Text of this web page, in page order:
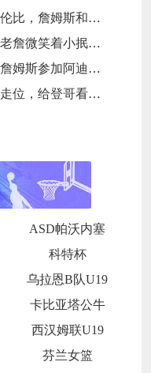
皮蓬此前：乔丹的竞争心态无与伦比，詹姆斯和他没有可比性
球迷冲着詹姆斯大喊克利夫兰，老詹微笑着小抿一口香槟
天选之子！2001年，年仅16岁的詹姆斯参加阿迪达斯的训练营
名场面！18岁的王思诺展示丝滑走位，给登哥看得一愣一愣的
ASD帕沃内塞
科特杯
乌拉恩B队U19
卡比亚塔公牛
西汉姆联U19
芬兰女篮